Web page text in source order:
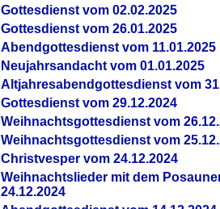
Gottesdienst vom 02.02.2025
Gottesdienst vom 26.01.2025
Abendgottesdienst vom 11.01.2025
Neujahrsandacht vom 01.01.2025
Altjahresabendgottesdienst vom
Gottesdienst vom 29.12.2024
Weihnachtsgottesdienst vom
Weihnachtsgottesdienst vom
Christvesper vom 24.12.2024
Weihnachtslieder mit dem
24.12.2024